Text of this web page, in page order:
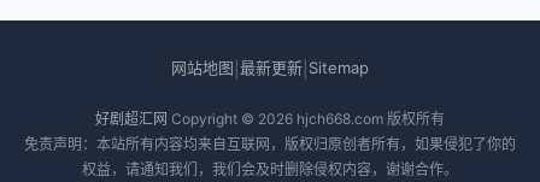
网站地图 最新更新 Sitemap
好剧超汇网 Copyright © 2026 hjch668.com 版权所有
免责声明：本站所有内容均来自互联网，版权归原创者所有，如果侵犯了你的
权益，请通知我们，我们会及时删除侵权内容，谢谢合作。